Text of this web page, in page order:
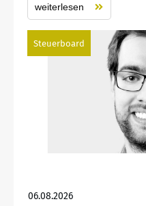
weiterlesen
Steuerboard
06.08.2026